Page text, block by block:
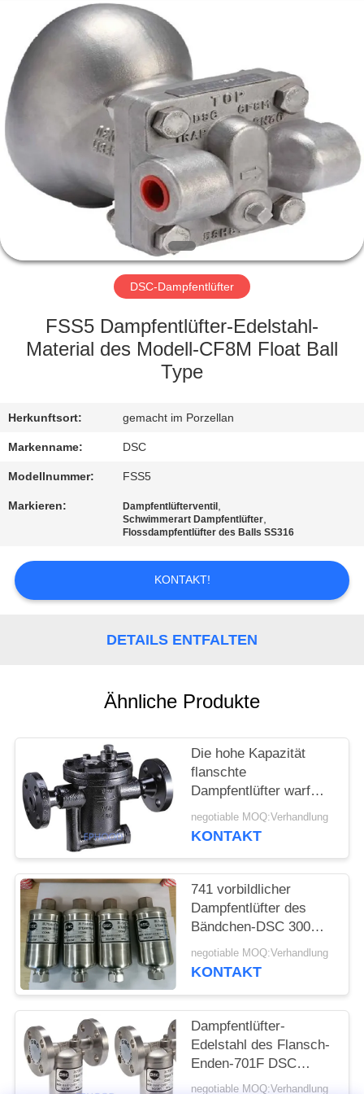
ZU
HAUSE
PRODUKTE
UNS
WERKSBESICHTIGUNG
QUALITÄTSKONTROLLE
MIT
UNS
NEUIGKEITEN
ANGEBOT
DATENSCHUTZERKLÄRUNG
Rights
Reserved.
DSC-Dampfentlüfter
FSS5 Dampfentlüfter-Edelstahl-
Material des Modell-CF8M Float Ball
Type
Herkunftsort: gemacht im Porzellan
Markenname: DSC
Modellnummer: FSS5
Markieren: Dampfentlüfterventil ,
Schwimmerart Dampfentlüfter,
Flossdampfentlüfter des Balls SS316
KONTAKT!
DETAILS ENTFALTEN
Ähnliche Produkte
Die hohe Kapazität
flanschte
Dampfentlüfter warf
dauerhafte
negotiable MOQ:Verhandlung
KONTAKT
741 vorbildlicher
Dampfentlüfter des
Bändchen-DSC 300
Grad Temp-beständiger
völlig Siegelentwurf
negotiable MOQ:Verhandlung
KONTAKT
Dampfentlüfter-
Edelstahl des Flansch-
Enden-701F DSC
umgewandelt für
negotiable MOQ:Verhandlung